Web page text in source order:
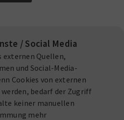
/ Social Media
externen Quellen,
und Social-Media-
Cookies von externen
bedarf der Zugriff
keiner manuellen
mehr